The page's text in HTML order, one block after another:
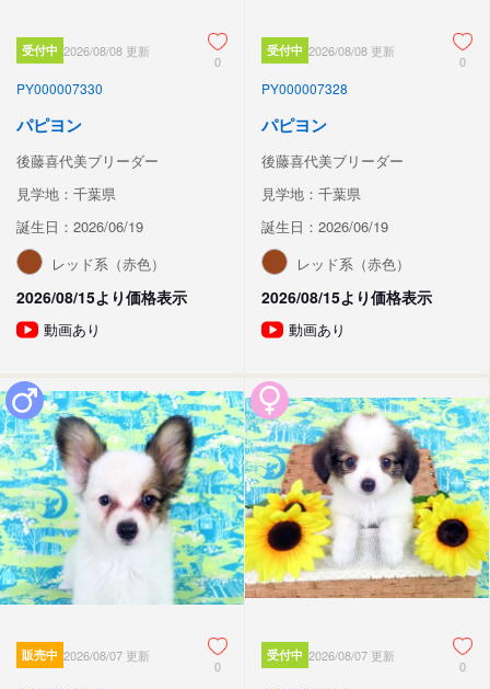
受付中 2026/08/08 更新
0
PY000007330
パピヨン
後藤喜代美ブリーダー
見学地：千葉県
誕生日：2026/06/19
レッド系（赤色）
2026/08/15より価格表示
動画あり
受付中 2026/08/08 更新
0
PY000007328
パピヨン
後藤喜代美ブリーダー
見学地：千葉県
誕生日：2026/06/19
レッド系（赤色）
2026/08/15より価格表示
動画あり
販売中 2026/08/07 更新
0
受付中 2026/08/07 更新
0